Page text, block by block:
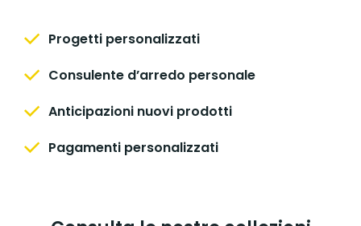
Progetti personalizzati
Consulente d’arredo personale
Anticipazioni nuovi prodotti
Pagamenti personalizzati